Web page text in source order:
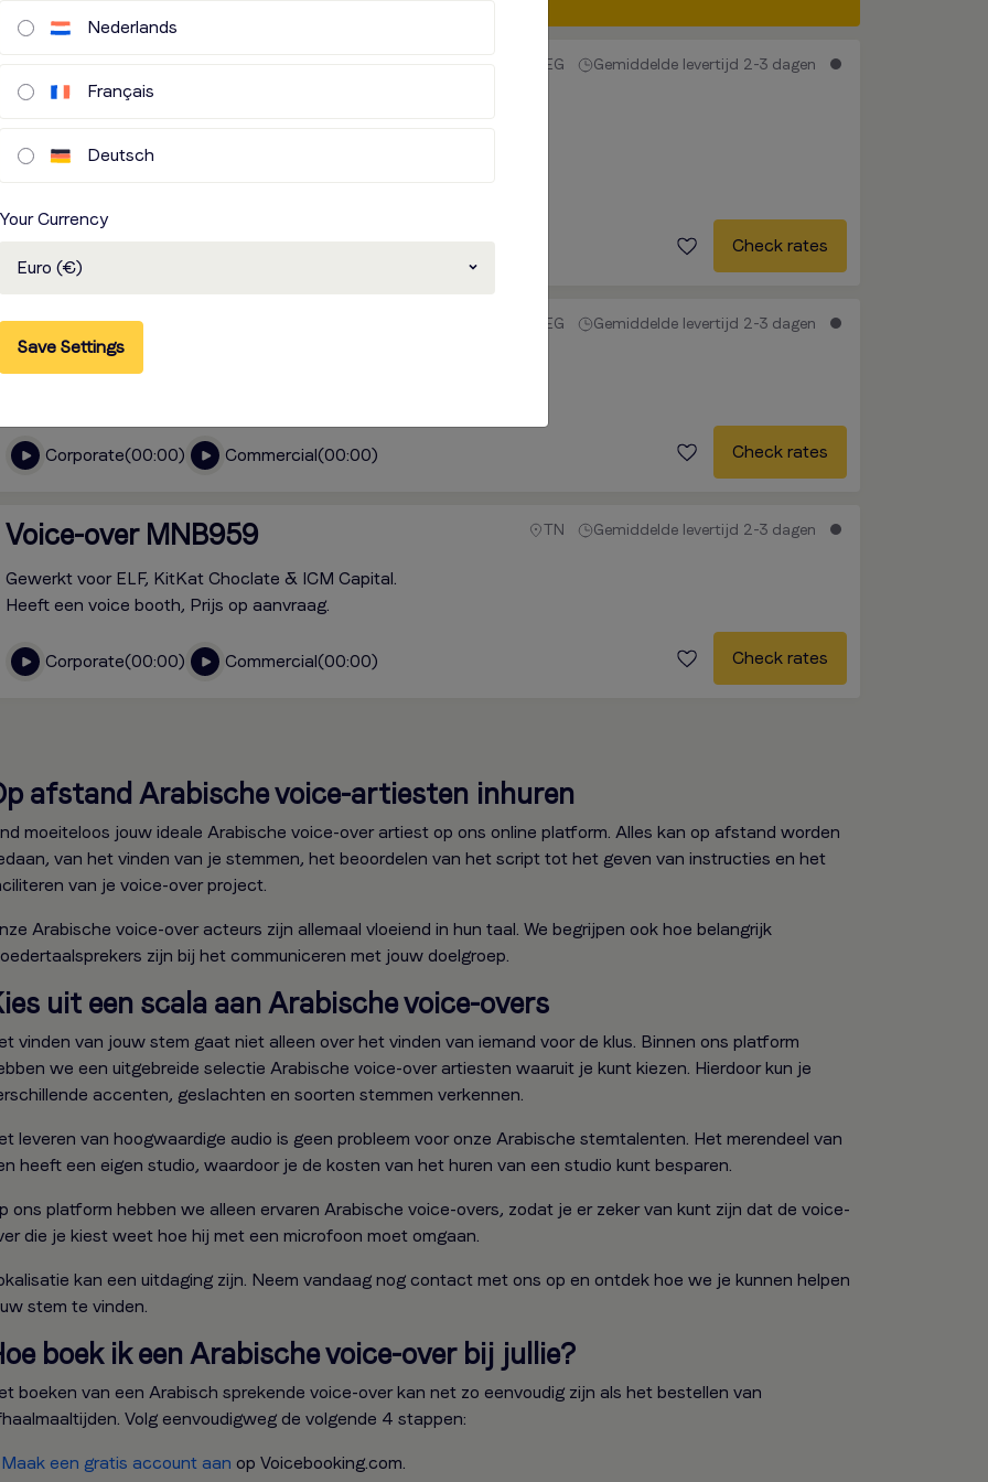
EG Gemiddelde levertijd 2-3 dagen
Authority Egyptian (ACA). Heeft een voice booth, Prijs
Check rates
EG Gemiddelde levertijd 2-3 dagen
Voice-over DAW614
Gewerkt voor Maggi, Kinder Bueno & Dabur Amla.
Corporate 00:00 Commercial 00:00 Check rates
TN Gemiddelde levertijd 2-3 dagen
Voice-over MNB959
Gewerkt voor ELF, KitKat Choclate & ICM Capital.
Heeft een voice booth, Prijs op aanvraag.
Corporate 00:00 Commercial 00:00 Check rates
afstand Arabische voice-artiesten inhuren
moeiteloos jouw ideale Arabische voice-over artiest op ons online platform. Alles kan op afstand worden
van het vinden van je stemmen, het beoordelen van het script tot het geven van instructies en het
van je voice-over project.
Arabische voice-over acteurs zijn allemaal vloeiend in hun taal. We begrijpen ook hoe belangrijk
zijn bij het communiceren met jouw doelgroep.
uit een scala aan Arabische voice-overs
vinden van jouw stem gaat niet alleen over het vinden van iemand voor de klus. Binnen ons platform
we een uitgebreide selectie Arabische voice-over artiesten waaruit je kunt kiezen. Hierdoor kun je
accenten, geslachten en soorten stemmen verkennen.
leveren van hoogwaardige audio is geen probleem voor onze Arabische stemtalenten. Het merendeel van
heeft een eigen studio, waardoor je de kosten van het huren van een studio kunt besparen.
ons platform hebben we alleen ervaren Arabische voice-overs, zodat je er zeker van kunt zijn dat de voice-
die je kiest weet hoe hij met een microfoon moet omgaan.
kan een uitdaging zijn. Neem vandaag nog contact met ons op en ontdek hoe we je kunnen helpen
stem te vinden.
boek ik een Arabische voice-over bij jullie?
boeken van een Arabisch sprekende voice-over kan net zo eenvoudig zijn als het bestellen van
Volg eenvoudigweg de volgende 4 stappen:
Maak een gratis account aan op Voicebooking.com.
Nederlands
Français
Deutsch
Your Currency
Euro (€)
Save Settings